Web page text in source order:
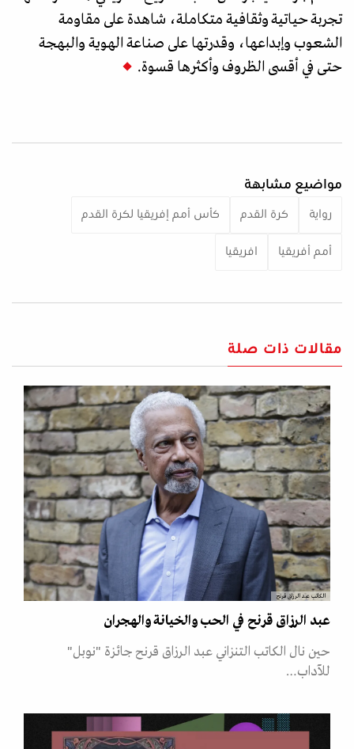
تجربة حياتية وثقافية متكاملة، شاهدة على مقاومة
الشعوب وإبداعها، وقدرتها على صناعة الهوية والبهجة
حتى في أقسى الظروف وأكثرها قسوة.
مواضيع مشابهة
رواية كرة القدم كأس أمم إفريقيا لكرة القدم
أمم أفريقيا افريقيا
مقالات ذات صلة
الكاتب عبد الرزاق قرنح
عبد الرزاق قرنح في الحب والخيانة والهجران
حين نال الكاتب التنزاني عبد الرزاق قرنح جائزة "نوبل"
للآداب…